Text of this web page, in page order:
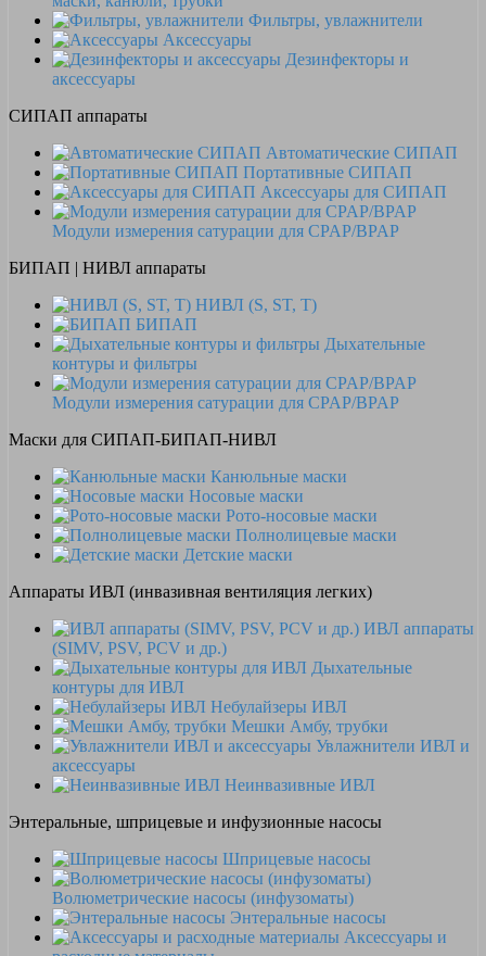
Фильтры, увлажнители
Аксессуары
Дезинфекторы и
аксессуары
СИПАП аппараты
Автоматические СИПАП
Портативные СИПАП
Аксессуары для СИПАП
Модули измерения сатурации для CPAP/BPAP
БИПАП | НИВЛ аппараты
НИВЛ (S, ST, T)
БИПАП
Дыхательные
контуры и фильтры
Модули измерения сатурации для CPAP/BPAP
Маски для СИПАП-БИПАП-НИВЛ
Канюльные маски
Носовые маски
Рото-носовые маски
Полнолицевые маски
Детские маски
Аппараты ИВЛ (инвазивная вентиляция легких)
ИВЛ аппараты
(SIMV, PSV, PCV и др.)
Дыхательные
контуры для ИВЛ
Небулайзеры ИВЛ
Мешки Амбу, трубки
Увлажнители ИВЛ и
аксессуары
Неинвазивные ИВЛ
Энтеральные, шприцевые и инфузионные насосы
Шприцевые насосы
Волюметрические насосы (инфузоматы)
Энтеральные насосы
Аксессуары и